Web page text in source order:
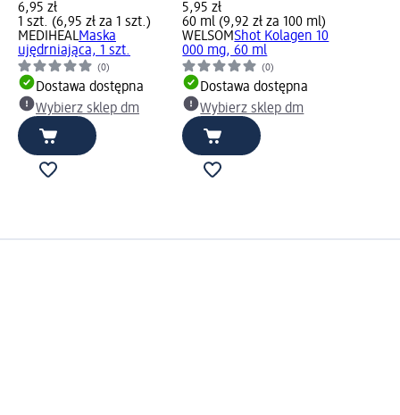
6,95 zł
1 szt. (6,95 zł za 1 szt.)
MEDIHEALMaska
ujędrniająca, 1 szt.
(0)
Dostawa dostępna
Wybierz sklep dm
5,95 zł
60 ml (9,92 zł za 100 ml)
WELSOMShot Kolagen 10
000 mg, 60 ml
(0)
Dostawa dostępna
Wybierz sklep dm